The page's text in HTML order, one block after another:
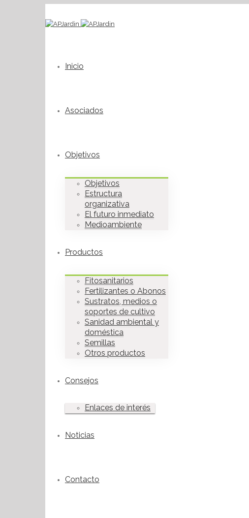
Inicio
Asociados
Objetivos
Objetivos
Estructura
organizativa
El futuro inmediato
Medioambiente
Productos
Fitosanitarios
Fertilizantes o Abonos
Sustratos, medios o
soportes de cultivo
Sanidad ambiental y
doméstica
Semillas
Otros productos
Consejos
Enlaces de interés
Noticias
Contacto